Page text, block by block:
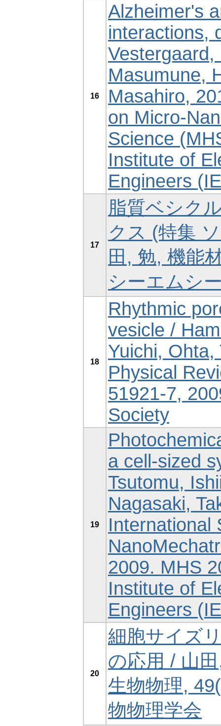
16
Alzheimer's
interactions,
Masumune,
Masahiro,
on Micro-
Science
Institute of
Engineers
17
脂質ベシク
クス (特集
田, 勉, 機能
シーエムシ
18
Rhythmic
vesicle /
Yuichi, Ohta,
Physical
51921-7,
Society
19
a cell-sized
Tsutomu,
Nagasaki,
International
2009. MHS
Institute of
Engineers
20
細胞サイズ
の応用 / 山
生物物理,
物物理学会